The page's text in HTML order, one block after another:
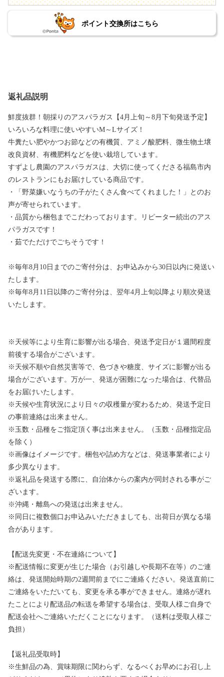
ポイント交換所はこちら
返礼品説明
鮮度抜群！朝採りのアスパラガス【4月上旬～8月下旬発送予定】
いろいろな料理に使いやすいM～Lサイズ！
牛糞たい肥やかつお節などの有機質、アミノ酸肥料、微生物土壌
改良資材、有機肥料などを使い栽培しています。
すずよし農園のアスパラガスは、大切に使ってくださる福島市内
のレストランにもお届けしている商品です。
・「野菜嫌いなうちの子がたくさん食べてくれました！」とのお
声が寄せられています。
・品質から梱包までこだわっております。リピーター続出のアス
パラガスです！
・茹でただけでごちそうです！
※毎年8月10日までのご寄付分は、お申込みから30日以内に発送い
たします。
※毎年8月11日以降のご寄付分は、翌年4月上旬以降より順次発送
いたします。
※天候等により生育に影響が出る場合、発送予定日が１週間程度
前後する場合がございます。
※天候不順や自然災害等で、色づきや糖度、サイズに影響が出る
場合がございます。万が一、発送が困難になった場合は、代替品
をお届けいたします。
※天候や生育状況により日々の収穫量が変わるため、発送予定日
の事前連絡は出来ません。
※玉数・品種をご指定頂く事は出来ません。（玉数・品種指定品
を除く）
※画像はイメージです。梱包や詰め方などは、発送事業者により
多少異なります。
※返礼品を発送する際に、自治体からの案内が同封される事がご
ざいます。
※沖縄・離島への発送は出来ません。
※同日に複数個口お申込みいただきましても、出荷日が異なる場
合があります。
【配送先変更・不在連絡について】
※配送情報に変更が生じた場合（お引越しや長期不在等）のご連
絡は、発送開始時期の2週間前までにご連絡ください。発送直前に
ご連絡をいただいても、変更を承る事ができません。連絡が遅れ
たことにより配送品の転送を希望する場合は、受取人様ご自身で
配送会社へご連絡いただくことになります。（送料は受取人様ご
負担）
【返礼品受取時】
※生鮮品の為、賞味期限に関わらず、なるべくお早めにお召し上